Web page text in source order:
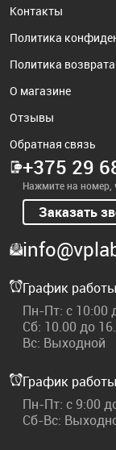
Контакты
Политика
Политика
О магазине
Отзывы
Обратная связь
+375 29
Нажмите на номер,
Заказать
График
Пн-Пт: с 10:00
Сб: 10.00 до
Вс: Выходной
График
Пн-Пт: с 9:00
Сб-Вс: